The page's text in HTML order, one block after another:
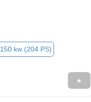
150 kw (204 PS)
★